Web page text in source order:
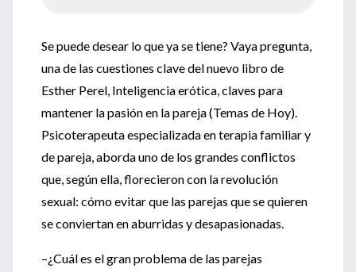
Se puede desear lo que ya se tiene? Vaya pregunta,
una de las cuestiones clave del nuevo libro de
Esther Perel, Inteligencia erótica, claves para
mantener la pasión en la pareja (Temas de Hoy).
Psicoterapeuta especializada en terapia familiar y
de pareja, aborda uno de los grandes conflictos
que, según ella, florecieron con la revolución
sexual: cómo evitar que las parejas que se quieren
se conviertan en aburridas y desapasionadas.
–¿Cuál es el gran problema de las parejas